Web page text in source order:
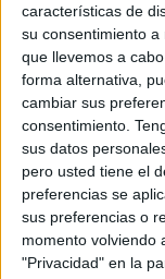
características de
su consentimiento
que llevemos a
forma alternativa,
cambiar sus
consentimiento.
sus datos
pero usted tiene el
preferencias se
sus preferencias o
momento volviendo
"Privacidad" en la
Estadio
(Albacete
El estadio del
tiene una
inaugurado en el
Sin embargo,
fundación del club
estabarepleto de